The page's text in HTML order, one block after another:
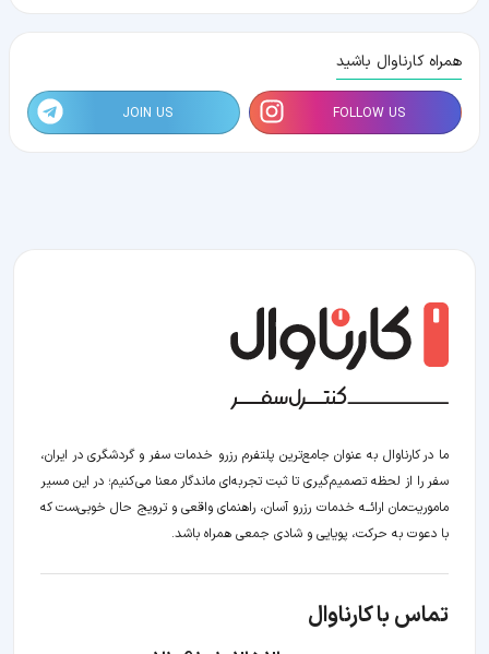
همراه کارناوال باشید
FOLLOW US
JOIN US
ما در کارناوال به عنوان جامع‌ترین پلتفرم رزرو خدمات سفر و گردشگری در ایران،
سفر را از لحظه‌ تصمیم‌گیری تا ثبت تجربه‌ای ماندگار معنا می‌کنیم؛ در این مسیر‍
ماموریت‌مان اراﺋــﻪ خدمات رزرو آسان، راهنمای واقعی و ترویج حال خوبی‌ست که
با دعوت به حرکت، پویایی و شادی جمعی همراه باشد.
تماس با کارناوال